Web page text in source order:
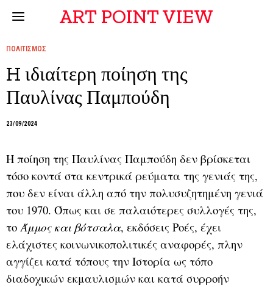
ART POINT VIEW
ΠΟΛΙΤΙΣΜΟΣ
H ιδιαίτερη ποίηση της
Παυλίνας Παμπούδη
23/09/2024
Η ποίηση της Παυλίνας Παμπούδη δεν βρίσκεται
τόσο κοντά στα κεντρικά ρεύματα της γενιάς της,
που δεν είναι άλλη από την πολυσυζητημένη γενιά
του 1970. Όπως και σε παλαιότερες συλλογές της,
τοΆμμος και βότσαλα, εκδόσεις Ροές, έχει
ελάχιστες κοινωνικοπολιτικές αναφορές, πλην
αγγίζει κατά τόπους την Ιστορία ως τόπο
διαδοχικών εκμαυλισμών και κατά συρροήν